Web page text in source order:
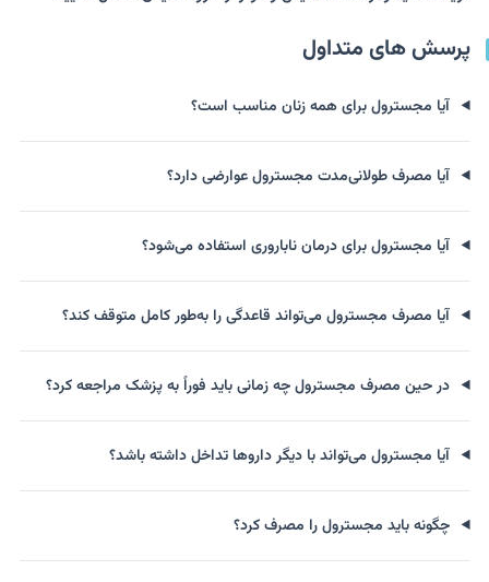
پرسش های متداول
آیا مجسترول برای همه زنان مناسب است؟
آیا مصرف طولانی‌مدت مجسترول عوارضی دارد؟
آیا مجسترول برای درمان ناباروری استفاده می‌شود؟
آیا مصرف مجسترول می‌تواند قاعدگی را به‌طور کامل متوقف کند؟
در حین مصرف مجسترول چه زمانی باید فوراً به پزشک مراجعه کرد؟
آیا مجسترول می‌تواند با دیگر داروها تداخل داشته باشد؟
چگونه باید مجسترول را مصرف کرد؟